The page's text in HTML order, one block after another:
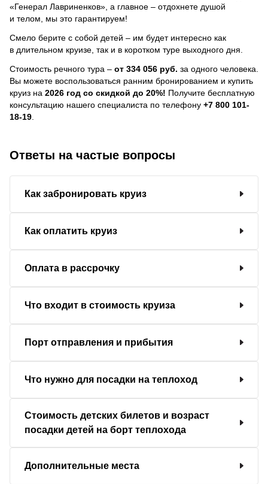
«Генерал Лавриненков», а главное – отдохнете душой
и телом, мы это гарантируем!
Смело берите с собой детей – им будет интересно как
в длительном круизе, так и в коротком туре выходного дня.
Стоимость речного тура – от 334 056 руб. за одного человека.
Вы можете воспользоваться ранним бронированием и купить
круиз на 2026 год со скидкой до 20%! Получите бесплатную
консультацию нашего специалиста по телефону +7 800 101-
18-19
Ответы на частые вопросы
Как забронировать круиз
Как оплатить круиз
Оплата в рассрочку
Что входит в стоимость круиза
Порт отправления и прибытия
Что нужно для посадки на теплоход
Стоимость детских билетов и возраст
посадки детей на борт теплохода
Дополнительные места